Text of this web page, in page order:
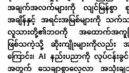
အချက်အလက်များကို လျင်မြန်စွာ စုစ
အချိန်နှင့် အရင်းအမြစ်များကို သက်သ
လူသားတို့၏ဘဝကို အထောက်အကူပ
ဖြစ်သကဲ့သို့ ဆိုးကျိုးများကိုလည်း
ကြောင်း၊ AI နည်းပညာကို လုပ်ငန်း
အတွက် သေချာစွာလေ့လာ အသုံးချသ